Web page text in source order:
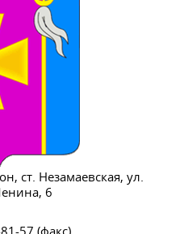
ст. Незамаевская, ул.
6